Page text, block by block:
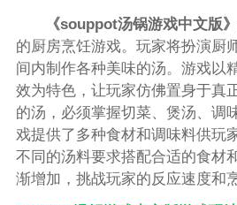
《souppot汤锅游戏中文版》
的厨房烹饪游戏。玩家将扮演厨
间内制作各种美味的汤。游戏以
效为特色，让玩家仿佛置身于真
的汤，必须掌握切菜、煲汤、调
戏提供了多种食材和调味料供玩
不同的汤料要求搭配合适的食材
渐增加，挑战玩家的反应速度和